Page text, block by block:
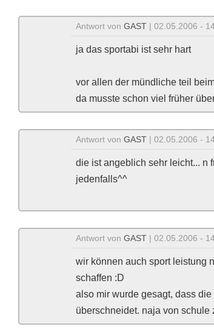
Antwort von GAST | 02.05.2006 -
ja das sportabi ist sehr hart
vor allen der mündliche teil
da musste schon viel früher
Antwort von GAST | 02.05.2006 -
die ist angeblich sehr leicht... n
jedenfalls^^
Antwort von GAST | 02.05.2006 -
wir können auch sport leistung
schaffen :D
also mir wurde gesagt, dass
überschneidet. naja von schule